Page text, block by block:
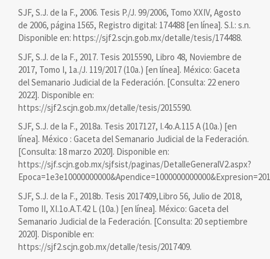
SJF, S.J. de la F., 2006. Tesis P./J. 99/2006, Tomo XXIV, Agosto
de 2006, página 1565, Registro digital: 174488 [en línea]. S.l.: s.n.
Disponible en: https://sjf2.scjn.gob.mx/detalle/tesis/174488.
SJF, S.J. de la F., 2017. Tesis 2015590, Libro 48, Noviembre de
2017, Tomo I, 1a./J. 119/2017 (10a.) [en línea]. México: Gaceta
del Semanario Judicial de la Federación. [Consulta: 22 enero
2022]. Disponible en:
https://sjf2.scjn.gob.mx/detalle/tesis/2015590.
SJF, S.J. de la F., 2018a. Tesis 2017127, I.4o.A.115 A (10a.) [en
línea]. México : Gaceta del Semanario Judicial de la Federación.
[Consulta: 18 marzo 2020]. Disponible en:
https://sjf.scjn.gob.mx/sjfsist/paginas/DetalleGeneralV2.aspx?
SJF, S.J. de la F., 2018b. Tesis 2017409,Libro 56, Julio de 2018,
Tomo II, XI.1o.A.T.42 L (10a.) [en línea]. México: Gaceta del
Semanario Judicial de la Federación. [Consulta: 20 septiembre
2020]. Disponible en:
https://sjf2.scjn.gob.mx/detalle/tesis/2017409.